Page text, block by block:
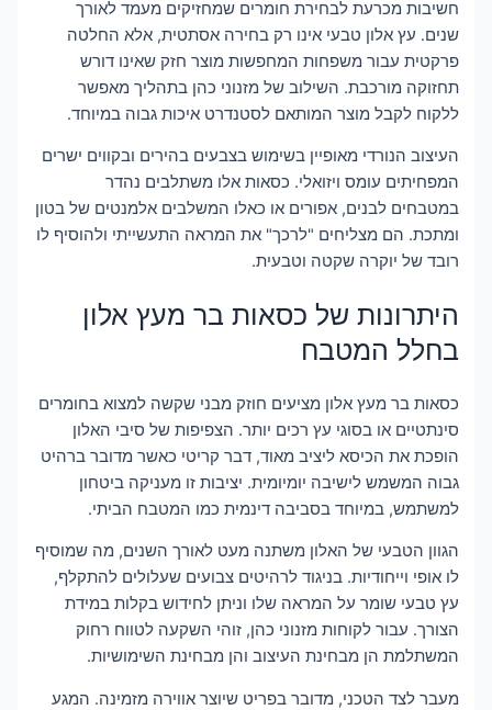
חשיבות מכרעת לבחירת חומרים שמחזיקים מעמד לאורך
שנים. עץ אלון טבעי אינו רק בחירה אסתטית, אלא החלטה
פרקטית עבור משפחות המחפשות מוצר חזק שאינו דורש
תחזוקה מורכבת. השילוב של מזנוני כהן בתהליך מאפשר
ללקוח לקבל מוצר המותאם לסטנדרט איכות גבוה במיוחד.
העיצוב הנורדי מאופיין בשימוש בצבעים בהירים ובקווים ישרים
המפחיתים עומס ויזואלי. כסאות אלו משתלבים נהדר
במטבחים לבנים, אפורים או כאלו המשלבים אלמנטים של בטון
ומתכת. הם מצליחים "לרכך" את המראה התעשייתי ולהוסיף לו
רובד של יוקרה שקטה וטבעית.
היתרונות של כסאות בר מעץ אלון
בחלל המטבח
כסאות בר מעץ אלון מציעים חוזק מבני שקשה למצוא בחומרים
סינתטיים או בסוגי עץ רכים יותר. הצפיפות של סיבי האלון
הופכת את הכיסא ליציב מאוד, דבר קריטי כאשר מדובר ברהיט
גבוה המשמש לישיבה יומיומית. יציבות זו מעניקה ביטחון
למשתמש, במיוחד בסביבה דינמית כמו המטבח הביתי.
הגוון הטבעי של האלון משתנה מעט לאורך השנים, מה שמוסיף
לו אופי וייחודיות. בניגוד לרהיטים צבועים שעלולים להתקלף,
עץ טבעי שומר על המראה שלו וניתן לחידוש בקלות במידת
הצורך. עבור לקוחות מזנוני כהן, זוהי השקעה לטווח רחוק
המשתלמת הן מבחינת העיצוב והן מבחינת השימושיות.
מעבר לצד הטכני, מדובר בפריט שיוצר אווירה מזמינה. המגע